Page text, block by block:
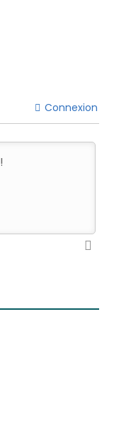
Connexion